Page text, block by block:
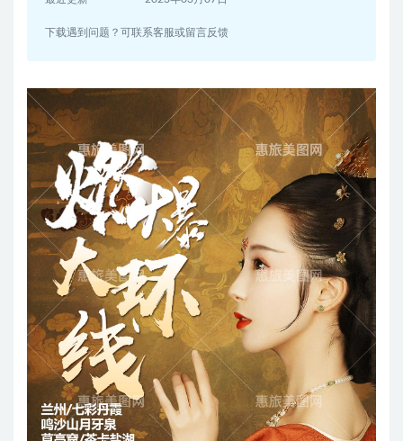
下载遇到问题？可联系客服或留言反馈